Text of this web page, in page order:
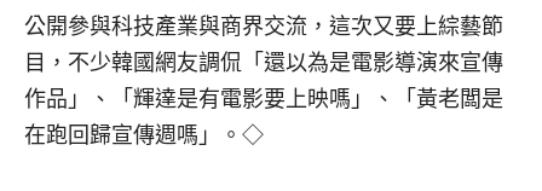
公開參與科技產業與商界交流，這次又要上綜藝節
目，不少韓國網友調侃「還以為是電影導演來宣傳
作品」、「輝達是有電影要上映嗎」、「黃老闆是
在跑回歸宣傳週嗎」。◇